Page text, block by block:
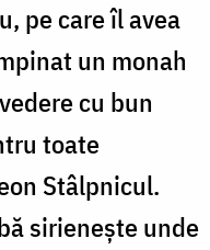
pe care îl avea
un monah
cu bun
toate
Stâlpnicul.
sirienește unde